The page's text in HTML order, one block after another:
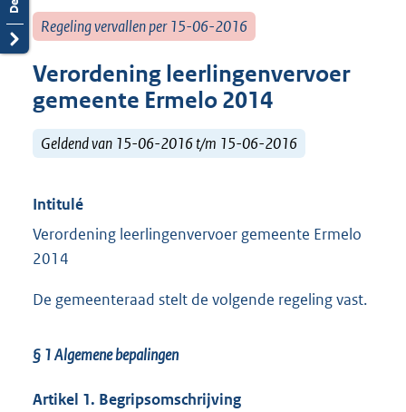
Regeling vervallen per 15-06-2016
Verordening leerlingenvervoer
gemeente Ermelo 2014
Geldend van 15-06-2016 t/m 15-06-2016
Intitulé
Verordening leerlingenvervoer gemeente Ermelo
2014
De gemeenteraad stelt de volgende regeling vast.
§ 1Algemene bepalingen
Artikel 1. Begripsomschrijving